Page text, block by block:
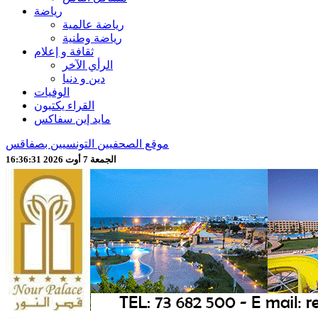
رياضة
رياضة عالمية
رياضة وطنية
ثقافة و إعلام
الرأي الآخر
دين و دنيا
الوفيات
القراء يكتبون
مايد إين سفاكس
موقع الصحفيين التونسيين بصفاقس
الجمعة 7 أوت 2026 16:36:33